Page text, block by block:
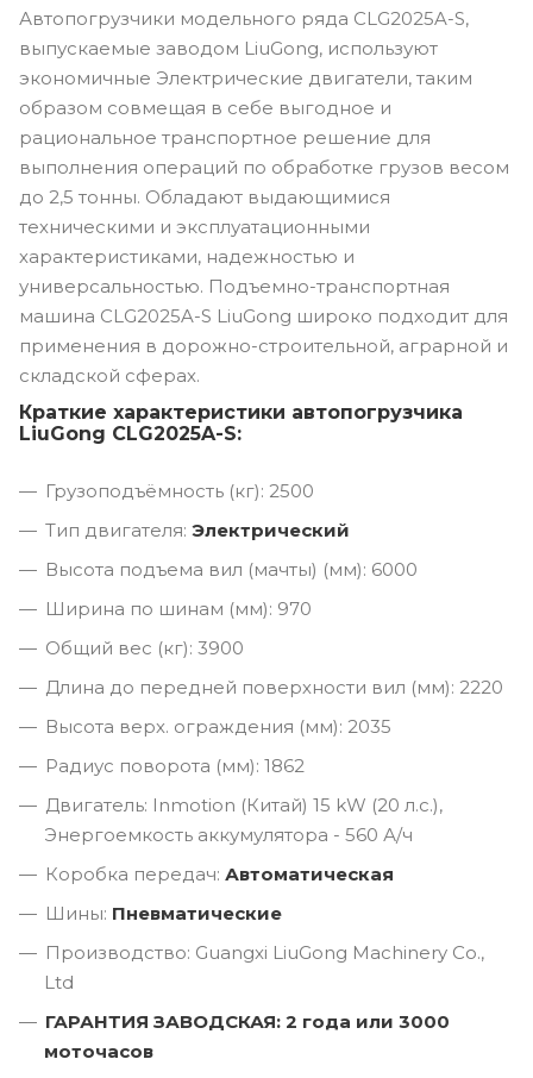
Автопогрузчики модельного ряда CLG2025A-S,
выпускаемые заводом LiuGong, используют
экономичные Электрические двигатели, таким
образом совмещая в себе выгодное и
рациональное транспортное решение для
выполнения операций по обработке грузов весом
до 2,5 тонны. Обладают выдающимися
техническими и эксплуатационными
характеристиками, надежностью и
универсальностью. Подъемно-транспортная
машина CLG2025A-S LiuGong широко подходит для
применения в дорожно-строительной, аграрной и
складской сферах.
Краткие характеристики автопогрузчика
LiuGong CLG2025A-S:
Грузоподъёмность (кг): 2500
Тип двигателя: Электрический
Высота подъема вил (мачты) (мм): 6000
Ширина по шинам (мм): 970
Общий вес (кг): 3900
Длина до передней поверхности вил (мм): 2220
Высота верх. ограждения (мм): 2035
Радиус поворота (мм): 1862
Двигатель: Inmotion (Китай) 15 kW (20 л.с.),
Энергоемкость аккумулятора - 560 А/ч
Коробка передач: Автоматическая
Шины: Пневматические
Производство: Guangxi LiuGong Machinery Co.,
Ltd
ГАРАНТИЯ ЗАВОДСКАЯ: 2 года или 3000
моточасов